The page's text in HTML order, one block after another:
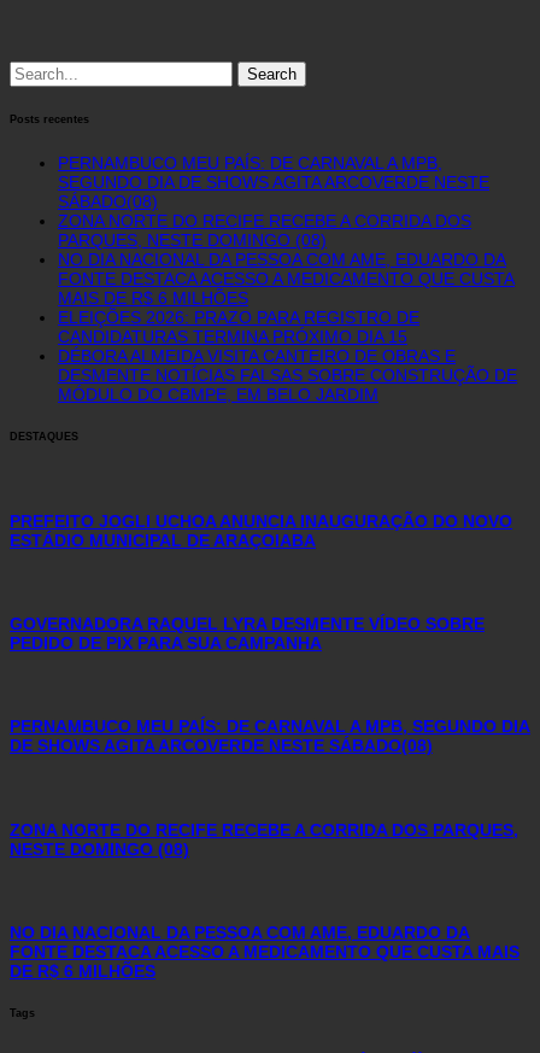
Search
for:
Posts recentes
PERNAMBUCO MEU PAÍS: DE CARNAVAL A MPB,
SEGUNDO DIA DE SHOWS AGITA ARCOVERDE NESTE
SÁBADO(08)
ZONA NORTE DO RECIFE RECEBE A CORRIDA DOS
PARQUES, NESTE DOMINGO (08)
NO DIA NACIONAL DA PESSOA COM AME, EDUARDO DA
FONTE DESTACA ACESSO A MEDICAMENTO QUE CUSTA
MAIS DE R$ 6 MILHÕES
ELEIÇÕES 2026: PRAZO PARA REGISTRO DE
CANDIDATURAS TERMINA PRÓXIMO DIA 15
DÉBORA ALMEIDA VISITA CANTEIRO DE OBRAS E
DESMENTE NOTÍCIAS FALSAS SOBRE CONSTRUÇÃO DE
MÓDULO DO CBMPE, EM BELO JARDIM
DESTAQUES
PREFEITO JOGLI UCHOA ANUNCIA INAUGURAÇÃO DO NOVO
ESTÁDIO MUNICIPAL DE ARAÇOIABA
GOVERNADORA RAQUEL LYRA DESMENTE VÍDEO SOBRE
PEDIDO DE PIX PARA SUA CAMPANHA
PERNAMBUCO MEU PAÍS: DE CARNAVAL A MPB, SEGUNDO DIA
DE SHOWS AGITA ARCOVERDE NESTE SÁBADO(08)
ZONA NORTE DO RECIFE RECEBE A CORRIDA DOS PARQUES,
NESTE DOMINGO (08)
NO DIA NACIONAL DA PESSOA COM AME, EDUARDO DA
FONTE DESTACA ACESSO A MEDICAMENTO QUE CUSTA MAIS
DE R$ 6 MILHÕES
Tags